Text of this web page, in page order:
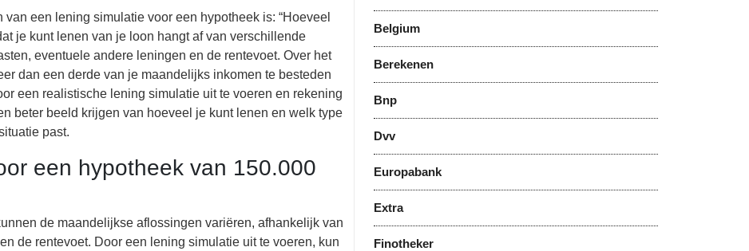
een lening simulatie voor een hypotheek is: “Hoeveel
je kunt lenen van je loon hangt af van verschillende
eventuele andere leningen en de rentevoet. Over het
dan een derde van je maandelijks inkomen te besteden
een realistische lening simulatie uit te voeren en rekening
beter beeld krijgen van hoeveel je kunt lenen en welk type
past.
een hypotheek van 150.000
de maandelijkse aflossingen variëren, afhankelijk van
de rentevoet. Door een lening simulatie uit te voeren, kun
Belgium
Berekenen
Bnp
Dvv
Europabank
Extra
Finotheker